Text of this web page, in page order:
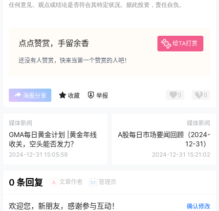
任何意见、观点或结论是否符合其特定状况。据此投资，责任自负。
点点赞赏，手留余香 给TA打赏
还没有人赞赏，快来当第一个赞赏的人吧！
海报分享 收藏 举报 0 0
媒体新闻
GMA每日黄金计划 |黄金年线
收关，空头能否发力？
2024-12-31 15:05:59
媒体新闻
A股每日市场要闻回顾（2024-
12-31）
2024-12-31 15:21:02
0 条回复 A 文章作者 M 管理员
欢迎您，新朋友，感谢参与互动！ 确认修改